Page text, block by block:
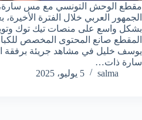
مقطع الوحش التونسي مع مس سارة،
الجمهور العربي خلال الفترة الأخيرة،
بشكل واسع على منصات تيك توك
المقطع صانع المحتوى المخصص
يوسف خليل في مشاهد جريئة برفقة
سارة ذات…
salma
5 يوليو، 2025